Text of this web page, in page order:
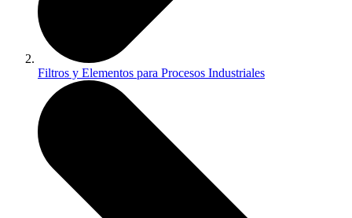
Filtros y Elementos para Procesos Industriales